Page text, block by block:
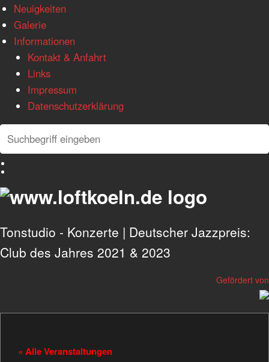
Neuigkeiten
Galerie
Informationen
Kontakt & Anfahrt
Links
Impressum
Datenschutzerklärung
Search
Search
Tonstudio - Konzerte | Deutscher Jazzpreis:
Club des Jahres 2021 & 2023
Gefördert von
« Alle Veranstaltungen